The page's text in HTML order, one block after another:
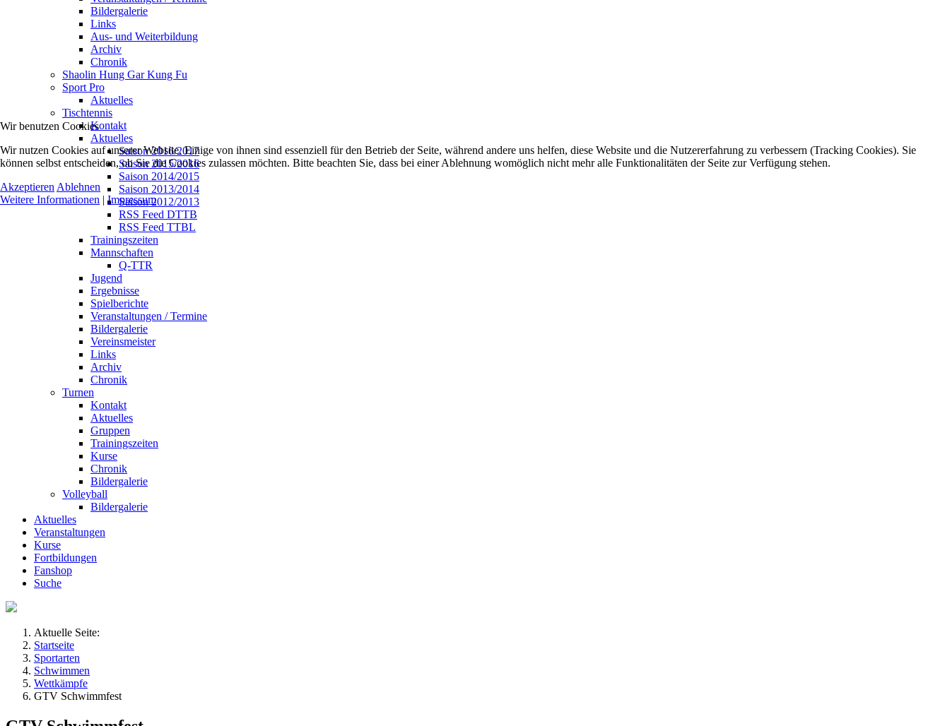
Bildergalerie
Links
Aus- und Weiterbildung
Archiv
Chronik
Shaolin Hung Gar Kung Fu
Sport Pro
Aktuelles
Tischtennis
Kontakt
Aktuelles
Saison 2016/2017
Saison 2015/2016
Saison 2014/2015
Saison 2013/2014
Saison 2012/2013
RSS Feed DTTB
RSS Feed TTBL
Trainingszeiten
Mannschaften
Q-TTR
Jugend
Ergebnisse
Spielberichte
Veranstaltungen / Termine
Bildergalerie
Vereinsmeister
Links
Archiv
Chronik
Turnen
Kontakt
Aktuelles
Gruppen
Trainingszeiten
Kurse
Chronik
Bildergalerie
Volleyball
Bildergalerie
Aktuelles
Veranstaltungen
Kurse
Fortbildungen
Fanshop
Suche
Aktuelle Seite:
Startseite
Sportarten
Schwimmen
Wettkämpfe
GTV Schwimmfest
Wir benutzen Cookies
Wir nutzen Cookies auf unserer Website. Einige von ihnen sind essenziell für den Betrieb der Seite, während andere uns helfen, diese Website und die Nutzererfahrung zu verbessern (Tracking Cookies). Sie
können selbst entscheiden, ob Sie die Cookies zulassen möchten. Bitte beachten Sie, dass bei einer Ablehnung womöglich nicht mehr alle Funktionalitäten der Seite zur Verfügung stehen.
Akzeptieren Ablehnen
Weitere Informationen | Impressum